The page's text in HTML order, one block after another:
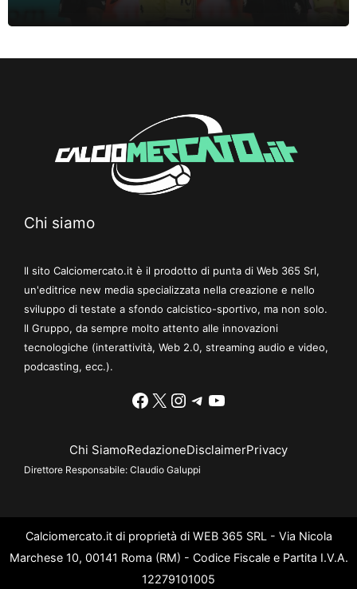
Chi siamo
Il sito Calciomercato.it è il prodotto di punta di Web 365 Srl,
un'editrice new media specializzata nella creazione e nello
sviluppo di testate a sfondo calcistico-sportivo, ma non solo.
Il Gruppo, da sempre molto attento alle innovazioni
tecnologiche (interattività, Web 2.0, streaming audio e video,
podcasting, ecc.).
Facebook
X Instagram
Telegram
YouTube
Chi SiamoRedazioneDisclaimerPrivacy
Direttore Responsabile: Claudio Galuppi
Calciomercato.it di proprietà di WEB 365 SRL - Via Nicola
Marchese 10, 00141 Roma (RM) - Codice Fiscale e Partita I.V.A.
12279101005